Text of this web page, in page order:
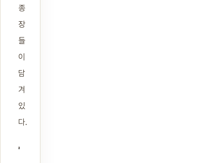
종
장
들
이
담
겨
있
다.